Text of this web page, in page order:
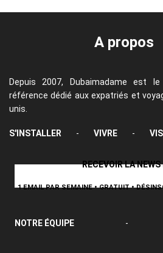
A propos
Depuis 2007, Dubaimadame est
référence dédié aux expatriés et
unis.
S'INSTALLER - VIVRE -
RECEVOIR LA NEWS
1 EMAIL PAR SEMAINE • GRATUIT •
NOTRE ÉQUIPE -